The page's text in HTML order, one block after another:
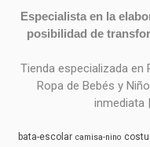
Especialista en la
posibilidad de
Tienda especializada
Ropa de Bebés y
inmediata
bata-escolar camisa-nino